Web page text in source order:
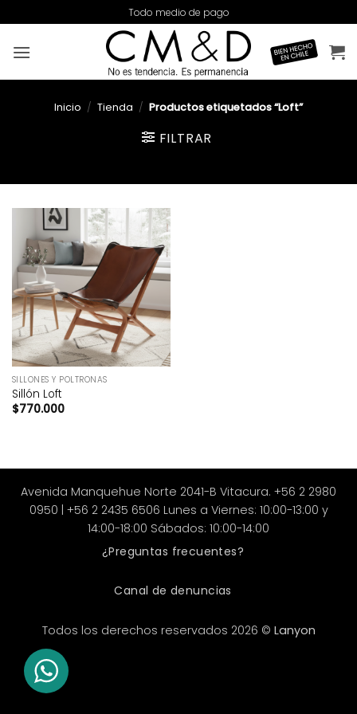
al
contenido
Todo medio de pago
Inicio / Tienda / Productos etiquetados “Loft”
FILTRAR
SILLONES Y POLTRONAS
Sillón Loft
$770.000
Avenida Manquehue Norte 2041-B Vitacura. +56 2 2980
0950 | +56 2 2435 6506 Lunes a Viernes: 10:00-13:00 y
14:00-18:00 Sábados: 10:00-14:00
¿Preguntas frecuentes?
Canal de denuncias
Todos los derechos reservados 2026 © Lanyon